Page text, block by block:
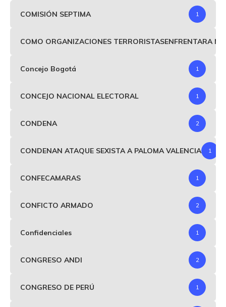
COMISIÓN SEPTIMA 1
COMO ORGANIZACIONES TERRORISTASENFRENTARA
Concejo Bogotá 1
CONCEJO NACIONAL ELECTORAL 1
CONDENA 2
CONDENAN ATAQUE SEXISTA A PALOMA VALENCIA 1
CONFECAMARAS 1
CONFICTO ARMADO 2
Confidenciales 1
CONGRESO ANDI 2
CONGRESO DE PERÚ 1